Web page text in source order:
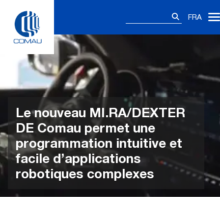
content
FRA
Le nouveau MI.RA/DEXTER
DE Comau permet une
programmation intuitive et
facile d’applications
robotiques complexes